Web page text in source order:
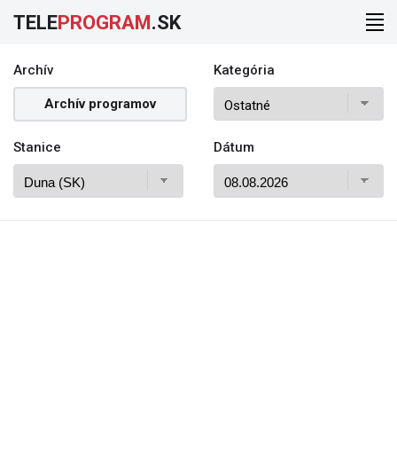
TELEPROGRAM.SK
Archív
Archív programov
Kategória
Stanice Dátum